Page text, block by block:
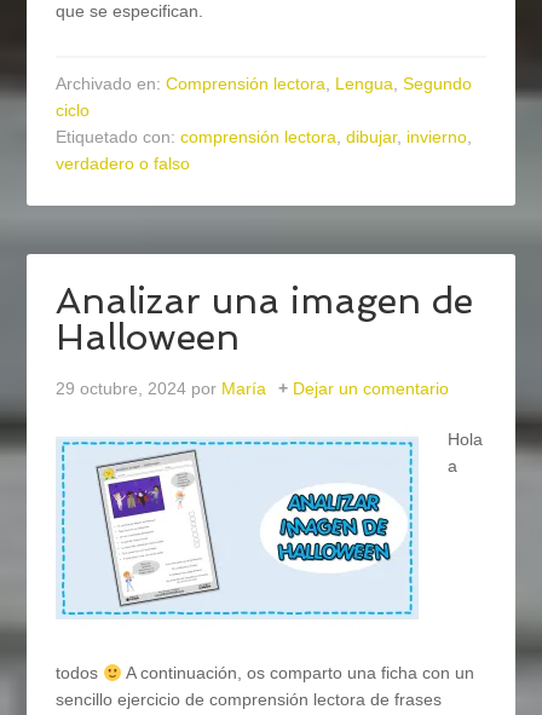
que se especifican.
Archivado en:Comprensión lectora, Lengua,Segundo
ciclo
Etiquetado con:comprensión lectora,dibujar, invierno,
verdadero o falso
Analizar una imagen de
Halloween
29 octubre, 2024 por María Dejar un comentario
Hola
a
todos
A continuación, os comparto una ficha con un
sencillo ejercicio de comprensión lectora de frases